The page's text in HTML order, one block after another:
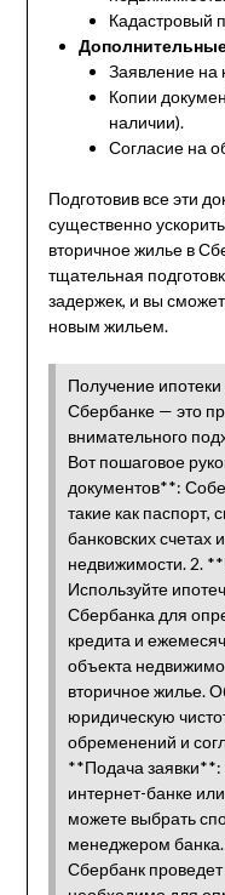
Кадастровый
Заявление на
Копии
наличии).
Согласие на
Подготовив все эти
существенно
вторичное жилье в
тщательная
задержек, и вы
новым жильем.
Получение
Сбербанке — это
внимательного
Вот пошаговое
документов**:
такие как паспорт,
банковских счетах
недвижимости. 2.
Используйте
Сбербанка для
кредита и
объекта
вторичное жилье.
юридическую
обременений и
**Подача заявки**:
интернет-банке
можете выбрать
менеджером
Сбербанк